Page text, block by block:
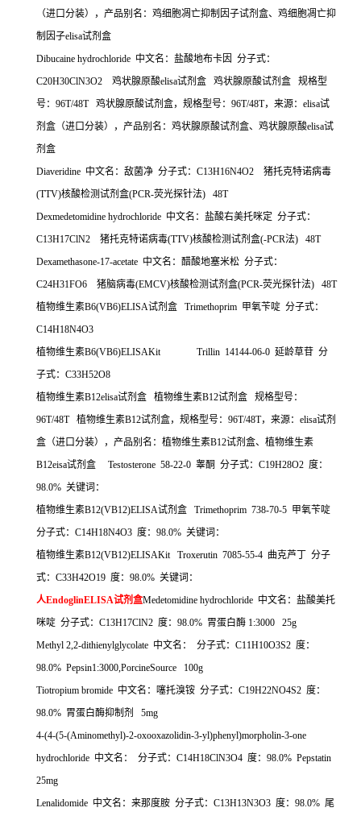
（进口分装），产品别名：鸡细胞凋亡抑制因子试剂盒、鸡细胞凋亡抑
制因子elisa试剂盒
Dibucaine hydrochloride 中文名：盐酸地布卡因 分子式：
C20H30ClN3O2 鸡状腺原酸elisa试剂盒 鸡状腺原酸试剂盒
规格型
号： 96T/48T 鸡状腺原酸试剂盒，规格型号： 96T/48T，来源： elisa试
剂盒（进口分装），产品别名：鸡状腺原酸试剂盒、鸡状腺原酸elisa试
剂盒
Diaveridine 中文名：敌菌净 分子式： C13H16N4O2 猪托克特诺病毒
(TTV)核酸检测试剂盒(PCR-荧光探针法) 48T
Dexmedetomidine hydrochloride 中文名：盐酸右美托咪定 分子式：
C13H17ClN2 猪托克特诺病毒(TTV)核酸检测试剂盒(-PCR法) 48T
Dexamethasone-17-acetate 中文名：醋酸地塞米松 分子式：
C24H31FO6 猪脑病毒(EMCV)核酸检测试剂盒(PCR-荧光探针法) 48T
植物维生素B6(VB6)ELISA试剂盒 Trimethoprim 甲氧苄啶 分子式：
C14H18N4O3
植物维生素B6(VB6)ELISAKit Trillin 14144-06-0 延龄草苷 分
子式： C33H52O8
植物维生素B12elisa试剂盒 植物维生素B12试剂盒
规格型号：
96T/48T 植物维生素B12试剂盒，规格型号： 96T/48T，来源： elisa试剂
盒（进口分装），产品别名：植物维生素B12试剂盒、植物维生素
B12eisa试剂盒 Testosterone 58-22-0 睾酮 分子式： C19H28O2 度：
98.0% 关键词：
植物维生素B12(VB12)ELISA试剂盒 Trimethoprim 738-70-5 甲氧苄啶
分子式： C14H18N4O3 度： 98.0% 关键词：
植物维生素B12(VB12)ELISAKit Troxerutin 7085-55-4 曲克芦丁
分子
式： C33H42O19 度： 98.0% 关键词：
人EndoglinELISA试剂盒Medetomidine hydrochloride 中文名：盐酸美托
咪啶 分子式： C13H17ClN2 度： 98.0% 胃蛋白酶 1:3000 25g
Methyl 2,2-dithienylglycolate 中文名： 分子式： C11H10O3S2 度：
98.0% Pepsin1:3000,PorcineSource 100g
Tiotropium bromide 中文名：噻托溴铵 分子式： C19H22NO4S2 度：
98.0% 胃蛋白酶抑制剂
5mg
4-(4-(5-(Aminomethyl)-2-oxooxazolidin-3-yl)phenyl)morpholin-3-one
hydrochloride 中文名： 分子式： C14H18ClN3O4 度： 98.0% Pepstatin
25mg
Lenalidomide 中文名：来那度胺 分子式： C13H13N3O3 度： 98.0% 尾